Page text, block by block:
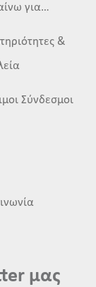
για…
&
Σύνδεσμοι
μας